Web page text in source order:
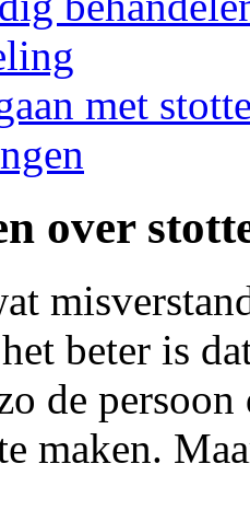
met
over
beter is
de
maken.